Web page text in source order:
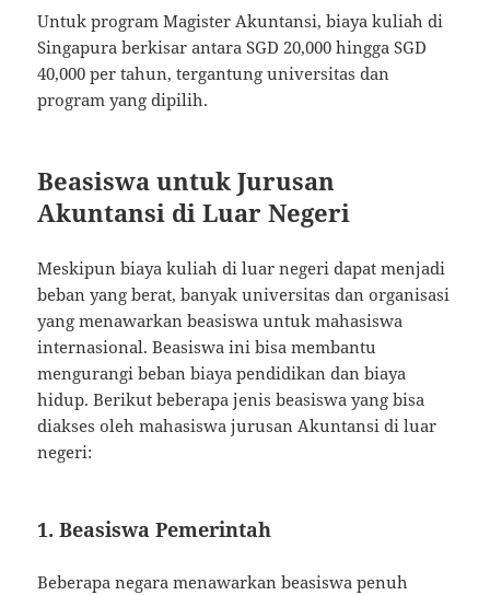
Untuk program Magister Akuntansi, biaya kuliah di
Singapura berkisar antara SGD 20,000 hingga SGD
40,000 per tahun, tergantung universitas dan
program yang dipilih.
Beasiswa untuk Jurusan
Akuntansi di Luar Negeri
Meskipun biaya kuliah di luar negeri dapat menjadi
beban yang berat, banyak universitas dan organisasi
yang menawarkan beasiswa untuk mahasiswa
internasional. Beasiswa ini bisa membantu
mengurangi beban biaya pendidikan dan biaya
hidup. Berikut beberapa jenis beasiswa yang bisa
diakses oleh mahasiswa jurusan Akuntansi di luar
negeri:
1.Beasiswa Pemerintah
Beberapa negara menawarkan beasiswa penuh